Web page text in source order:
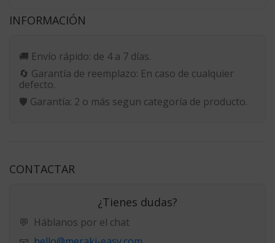
INFORMACIÓN
🚚 Envío rápido: de 4 a 7 días.
🔄 Garantía de reemplazo: En caso de cualquier
defecto.
🛡️ Garantía: 2 o más segun categoría de producto.
CONTACTAR
¿Tienes dudas?
💬 Háblanos por el chat